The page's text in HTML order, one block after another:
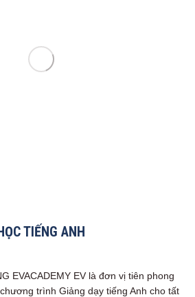
TIẾNG ANH
EVACADEMY EV là đơn vị tiên phong
trình Giảng dạy tiếng Anh cho tất